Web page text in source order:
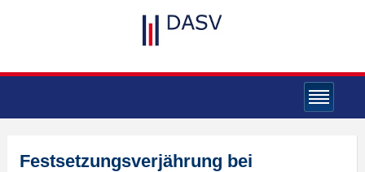
Festsetzungsverjährung bei